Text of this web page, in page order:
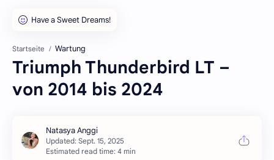
Startseite Wartung
Triumph Thunderbird LT –
von 2014 bis 2024
Estimated read time: 4 min